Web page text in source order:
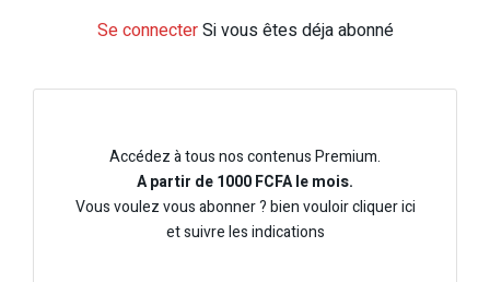
Se connecterSi vous êtes déja abonné
Accédez à tous nos contenus Premium.
A partir de 1000 FCFA le mois.
Vous voulez vous abonner ? bien vouloir cliquer ici
et suivre les indications